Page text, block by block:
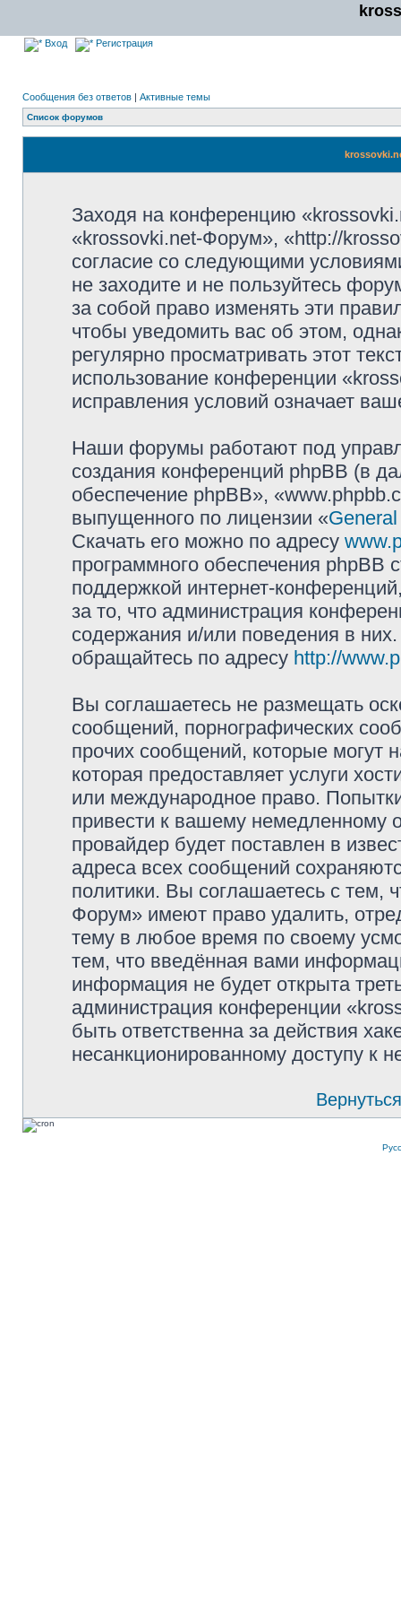
Вход Регистрация
Сообщения без ответов | Активные темы
Список форумов
Заходя на конференцию
«krossovki.net-Форум», «http://
согласие со следующими
не заходите и не пользуйтесь
за собой право изменять эти
чтобы уведомить вас об этом,
регулярно просматривать этот
использование конференции
исправления условий означает
Наши форумы работают под
создания конференций phpBB (в
обеспечение phpBB»,
выпущенного по лицензии «
Скачать его можно по адресу
программного обеспечения phpBB
поддержкой интернет-
за то, что администрация
содержания и/или поведения в
обращайтесь по адресу http://
Вы соглашаетесь не размещать
сообщений, порнографических
прочих сообщений, которые могут
которая предоставляет услуги
или международное право.
привести к вашему немедленному
провайдер будет поставлен в
адреса всех сообщений
политики. Вы соглашаетесь с тем,
Форум» имеют право удалить,
тему в любое время по своему
тем, что введённая вами
информация не будет открыта
администрация конференции
быть ответственна за действия
несанкционированному доступу к